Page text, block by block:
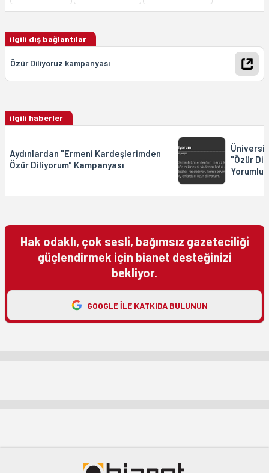
ilgili dış bağlantılar
Özür Diliyoruz kampanyası
ilgili haberler
Aydınlardan "Ermeni Kardeşlerimden
Özür Diliyorum" Kampanyası
"Özür
Hak odaklı, çok sesli, bağımsız gazeteciliği
güçlendirmek için bianet desteğinizi
bekliyor.
GOOGLE ILE KATKIDA BULUNUN